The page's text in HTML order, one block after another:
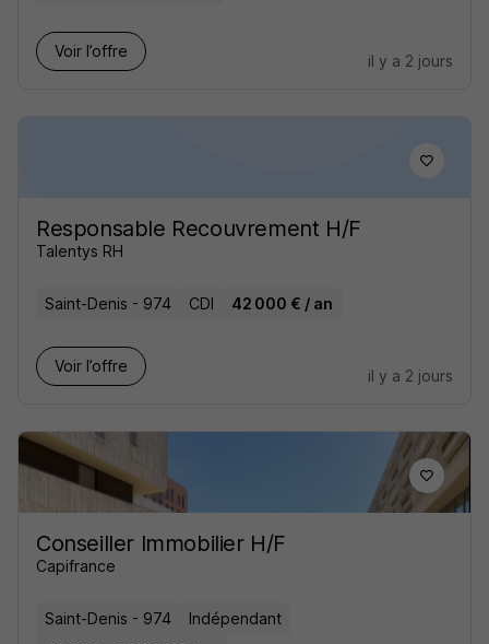
Voir l’offre
il y a 2 jours
Responsable Recouvrement H/F
Talentys RH
Saint-Denis - 974 CDI 42 000 € / an
Voir l’offre
il y a 2 jours
Conseiller Immobilier H/F
Capifrance
Saint-Denis - 974
Indépendant